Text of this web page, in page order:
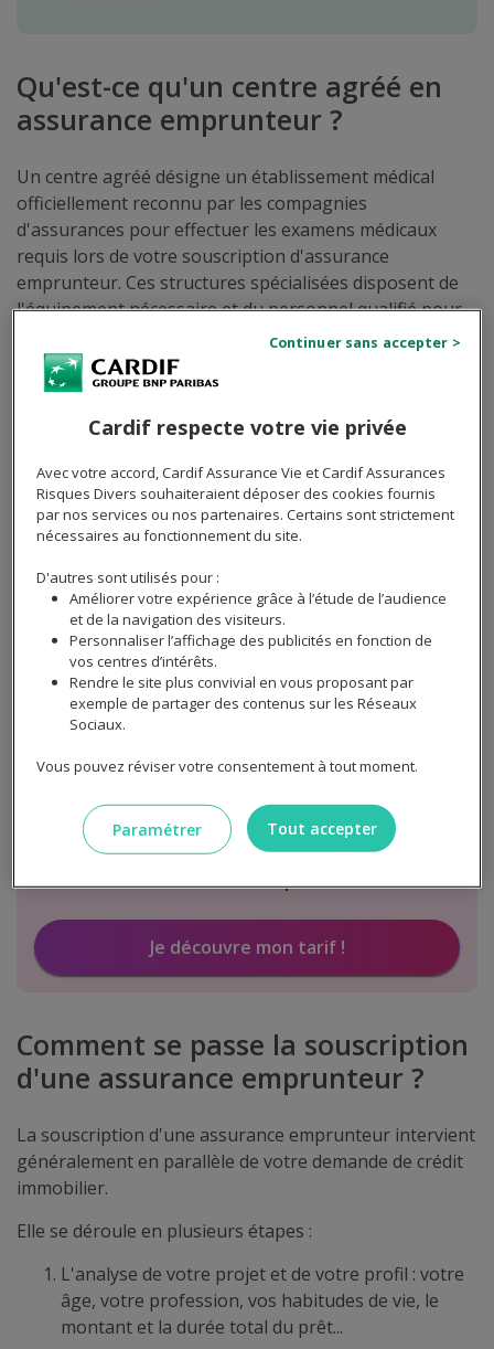
Qu'est-ce qu'un centre agréé en
assurance emprunteur ?
Un centre agréé désigne un établissement médical
officiellement reconnu par les compagnies
d'assurances pour effectuer les examens médicaux
requis lors de votre souscription d'assurance
emprunteur. Ces structures spécialisées disposent de
l'équipement nécessaire et du personnel qualifié pour
réaliser tous types d'examens : bilan sanguin,
électrocardiogramme, examen cardiologique
approfondi ou consultation médicale complète.
Leur agrément garantit la fiabilité des résultats
connaissent parfaitement les protocoles d'évaluation
des risques en assurance de prêt et savent adapter
leurs examens aux exigences spécifiques de chaque
Le recours à un centre agréé devient nécessaire
lorsque le montant de votre emprunt ou votre âge
dépassent certains seuils fixés par l'assureur. Cette
démarche permet d'obtenir une évaluation médicale
objective, condition indispensable pour finaliser votre
vos fonds.
Envie de réaliser des économies sur votre
assurance de prêt ?
Je découvre mon tarif !
Comment se passe la souscription
d'une assurance emprunteur ?
La souscription d'une assurance emprunteur intervient
généralement en parallèle de votre demande de crédit
immobilier.
Elle se déroule en plusieurs étapes :
L'analyse de votre projet et de votre profil : votre
âge, votre profession, vos habitudes de vie, le
montant et la durée total du prêt...
Cardif respecte votre vie privée
Avec votre accord, Cardif Assurance Vie et Cardif Assurances
Risques Divers souhaiteraient déposer des cookies fournis
par nos services ou nos partenaires. Certains sont strictement
nécessaires au fonctionnement du site.
D'autres sont utilisés pour :
Améliorer votre expérience grâce à l’étude de l’audience
et de la navigation des visiteurs.
Personnaliser l’affichage des publicités en fonction de
vos centres d’intérêts.
Rendre le site plus convivial en vous proposant par
exemple de partager des contenus sur les Réseaux
Sociaux.
Vous pouvez réviser votre consentement à tout moment.
Tout accepter
Paramétrer